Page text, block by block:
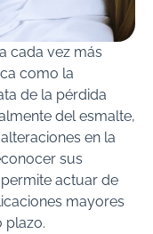
cada vez más
como la
de la pérdida
del esmalte,
en la
sus
actuar de
mayores
plazo.